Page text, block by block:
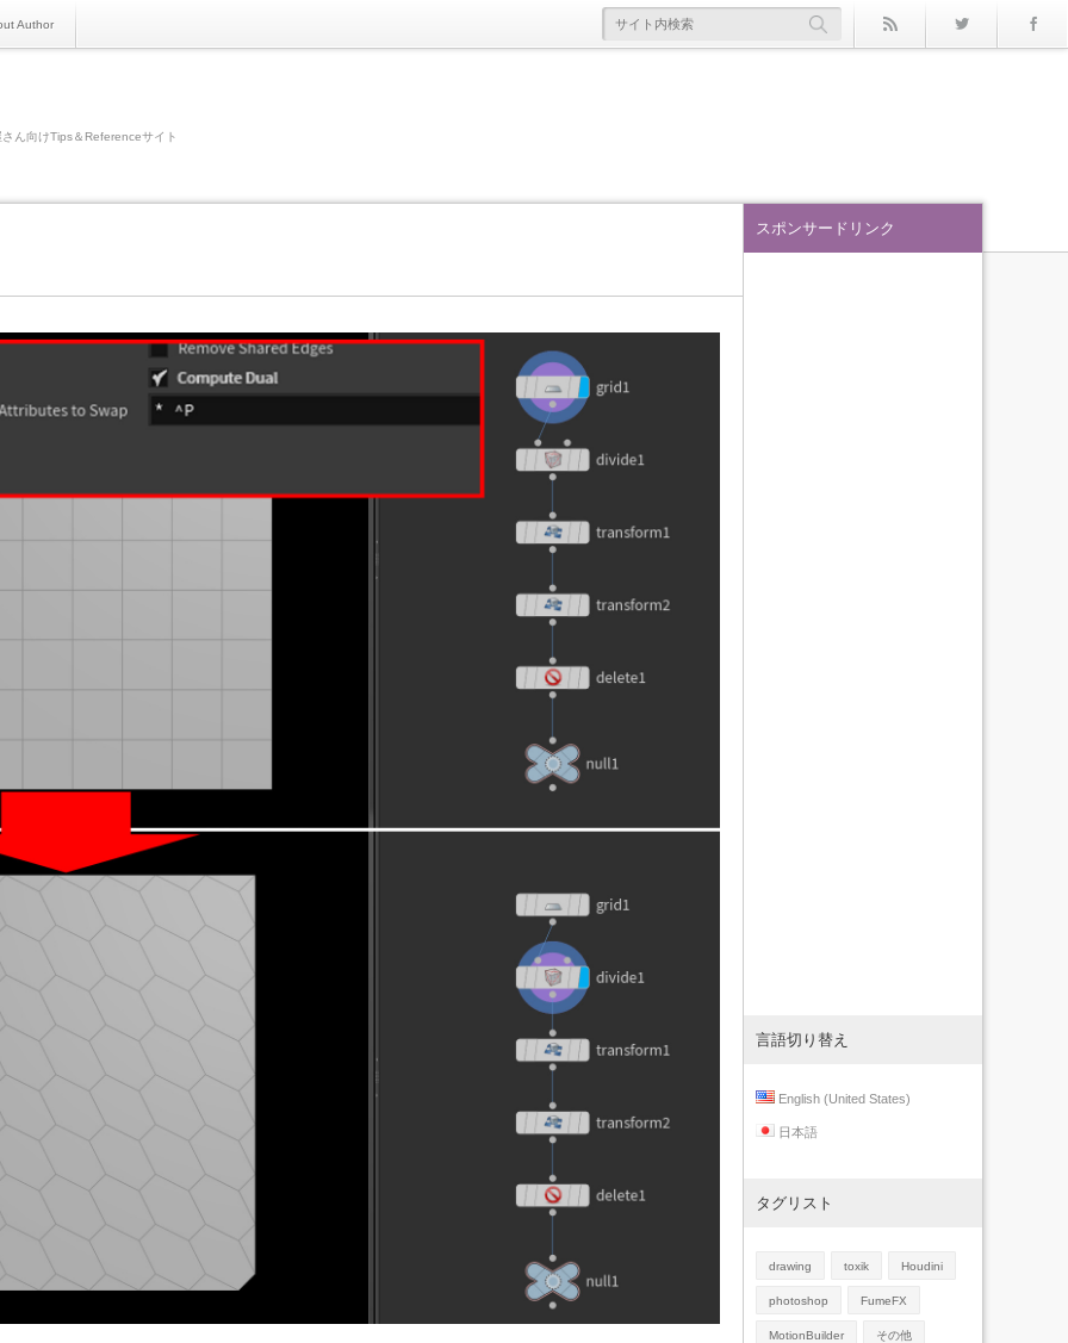
Author
ん向けTips＆Referenceサイト
スポンサードリンク
言語切り替え
English (United States)
日本語
タグリスト
drawing toxik Houdini
photoshop FumeFX
MotionBuilder その他